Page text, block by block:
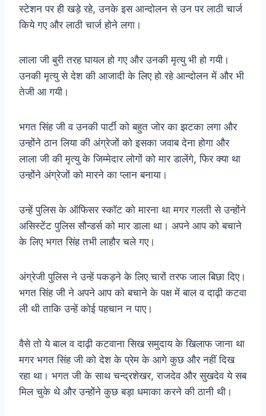
स्टेशन पर ही खड़े रहे, उनके इस आन्दोलन से उन पर लाठी चार्ज
किये गए और लाठी चार्ज होने लगा।
लाला जी बुरी तरह घायल हो गए और उनकी मृत्यु भी हो गयी।
उनकी मृत्यु से देश की आजादी के लिए हो रहे आन्दोलन में और भी
तेजी आ गयी।
भगत सिंह जी व उनकी पार्टी को बहुत जोर का झटका लगा और
उन्होंने ठान लिया की अंग्रेजों को इसका जवाब देना होगा और
लाला जी की मृत्यु के जिम्मेदार लोगों को मार डालेंगे, फिर क्या था
उन्होंने अंग्रेजों को मारने का प्लान बनाया।
उन्हें पुलिस के ऑफिसर स्कॉट को मारना था मगर गलती से उन्होंने
असिस्टेंट पुलिस सौन्डर्स को मार डाला था। अपने आप को बचाने
के लिए भगत सिंह तभी लाहौर चले गए।
अंग्रेजी पुलिस ने उन्हें पकड़ने के लिए चारों तरफ जाल बिछा दिए।
भगत सिंह जी ने अपने आप को बचाने के पक्ष में बाल व दाढ़ी कटवा
ली थी ताकि उन्हें कोई पहचान न पाए।
वैसे तो ये बाल व दाढ़ी कटवाना सिख समुदाय के खिलाफ जाना था
मगर भगत सिंह जी को देश के प्रेम के आगे कुछ और नहीं दिख
रहा था। भगत जी के साथ चन्द्रशेखर, राजदेव और सुखदेव ये सब
मिल चुके थे और उन्होंने कुछ बड़ा धमाका करने की ठानी थी।